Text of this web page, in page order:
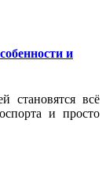
и
становятся всё
и просто